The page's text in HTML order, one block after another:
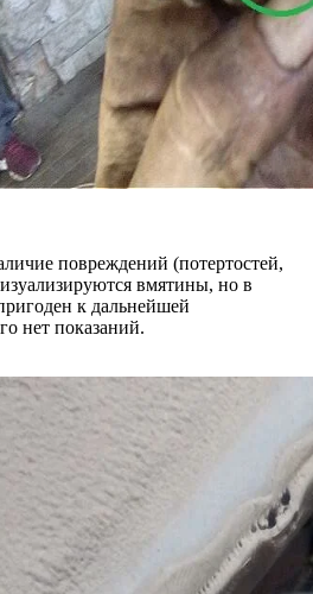
повреждений (потертостей,
вмятины, но в
к дальнейшей
нет показаний.